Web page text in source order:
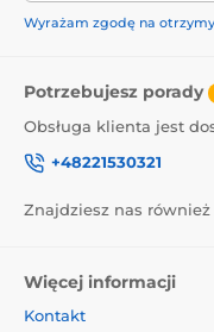
Wyrażam zgodę na
Potrzebujesz porady
Obsługa klienta jest
+48221530321
Znajdziesz nas również
Więcej informacji
Kontakt